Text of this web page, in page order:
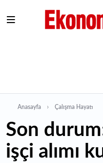
Anasayfa Çalışma Hayatı
Son
işçi alımı